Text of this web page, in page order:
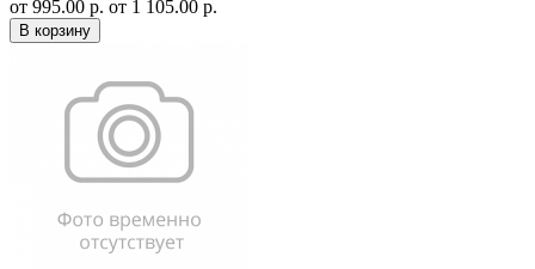
от 995.00 р. от 1 105.00 р.
В корзину